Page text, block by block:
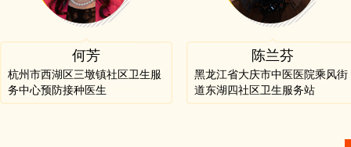
何芳
杭州市西湖区三墩镇社区卫生服
务中心预防接种医生
陈兰芬
黑龙江省大庆市中医医院乘风街
道东湖四社区卫生服务站